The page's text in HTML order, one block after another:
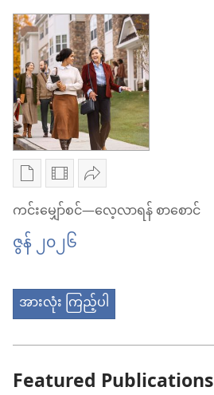
ရွေးချယ်
စရာ
များ
ကင်း
မျှော်စင်
—
လေ့လာ
ရန်
စာစောင်
မေ ၂၀၂၆
ရွေးချယ်
စရာ
များ
ကင်း
မျှော်စင်
—
လေ့လာ
ရန်
စာစောင်
မေ ၂၀၂၆
လေ့လာ
ရန်
စာစောင်
မေ ၂၀၂၆
စာပေ
ကူး
ယူ
ရာ
မှာ
ရွေးချယ်
စရာ
ဗီဒီယို
ကူး
ယူ
ရာ
မှာ
ရွေးချယ်
စရာ
ဝေမျှ
ပါ
—
လေ့လာ
ရန်
ကင်းမျှော်စင်—လေ့လာရန် စာစောင်
ဇွန် ၂၀၂၆
အားလုံး ကြည့်ပါ
Featured Publications